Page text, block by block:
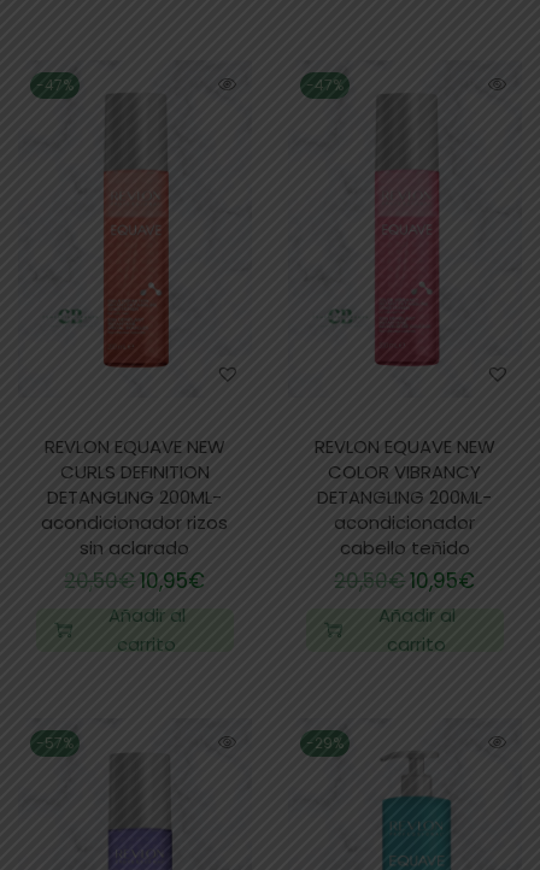
-47%
REVLON EQUAVE NEW
CURLS DEFINITION
DETANGLING 200ML-
acondicionador rizos
sin aclarado
20,50€10,95€
Añadir al
carrito
-47%
REVLON EQUAVE NEW
COLOR VIBRANCY
DETANGLING 200ML-
acondicionador
cabello teñido
20,50€10,95€
Añadir al
carrito
-57% -29%